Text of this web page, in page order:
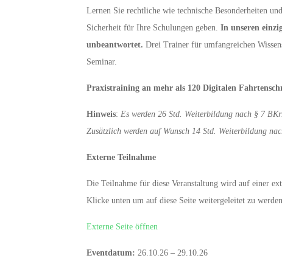
Lernen Sie rechtliche wie technische Besonderheiten
Sicherheit für Ihre Schulungen geben. In unseren
unbeantwortet. Drei Trainer für umfangreichen
Seminar.
Praxistraining an mehr als 120 Digitalen
Hinweis: Es werden 26 Std. Weiterbildung nach § 7
Zusätzlich werden auf Wunsch 14 Std. Weiterbildung
Externe Teilnahme
Die Teilnahme für diese Veranstaltung wird auf einer
Klicke unten um auf diese Seite weitergeleitet zu
Externe Seite öffnen
Eventdatum: 26.10.26 – 29.10.26